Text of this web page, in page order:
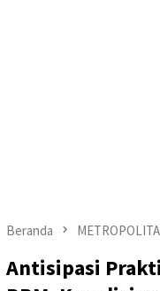
Beranda
Antisipasi